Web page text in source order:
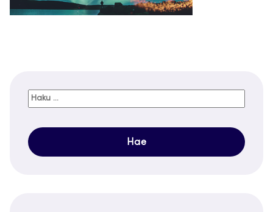
Haku: